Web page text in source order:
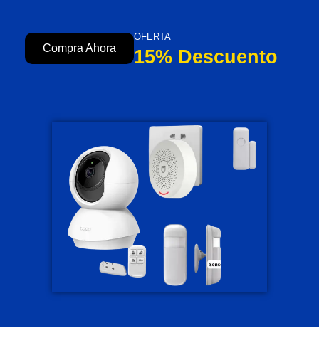
Compra Ahora
OFERTA
15% Descuento